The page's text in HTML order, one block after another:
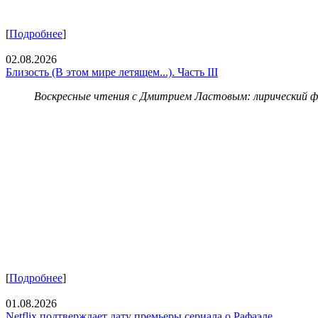
[Подробнее]
02.08.2026
Близость (В этом мире летящем...). Часть III
Воскресные чтения с Дмитрием Ластовым: лирический
[Подробнее]
01.08.2026